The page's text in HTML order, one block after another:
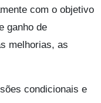
com o objetivo
ganho de
melhorias, as
condicionais e